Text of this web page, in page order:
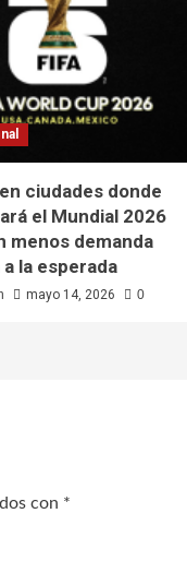
ciudades donde
el Mundial 2026
menos demanda
la esperada
mayo 14, 2026 0
con *